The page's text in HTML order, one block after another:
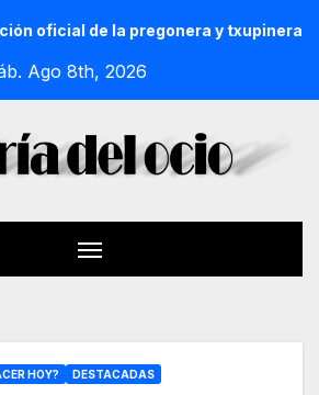
la pregonera y txupinera de Aste
Ago 8th, 2026
HOY? DESTACADAS